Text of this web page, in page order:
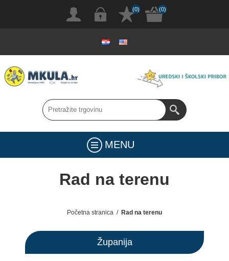
(0) (0)
MENU
Rad na terenu
Početna stranica / Rad na terenu
Županija